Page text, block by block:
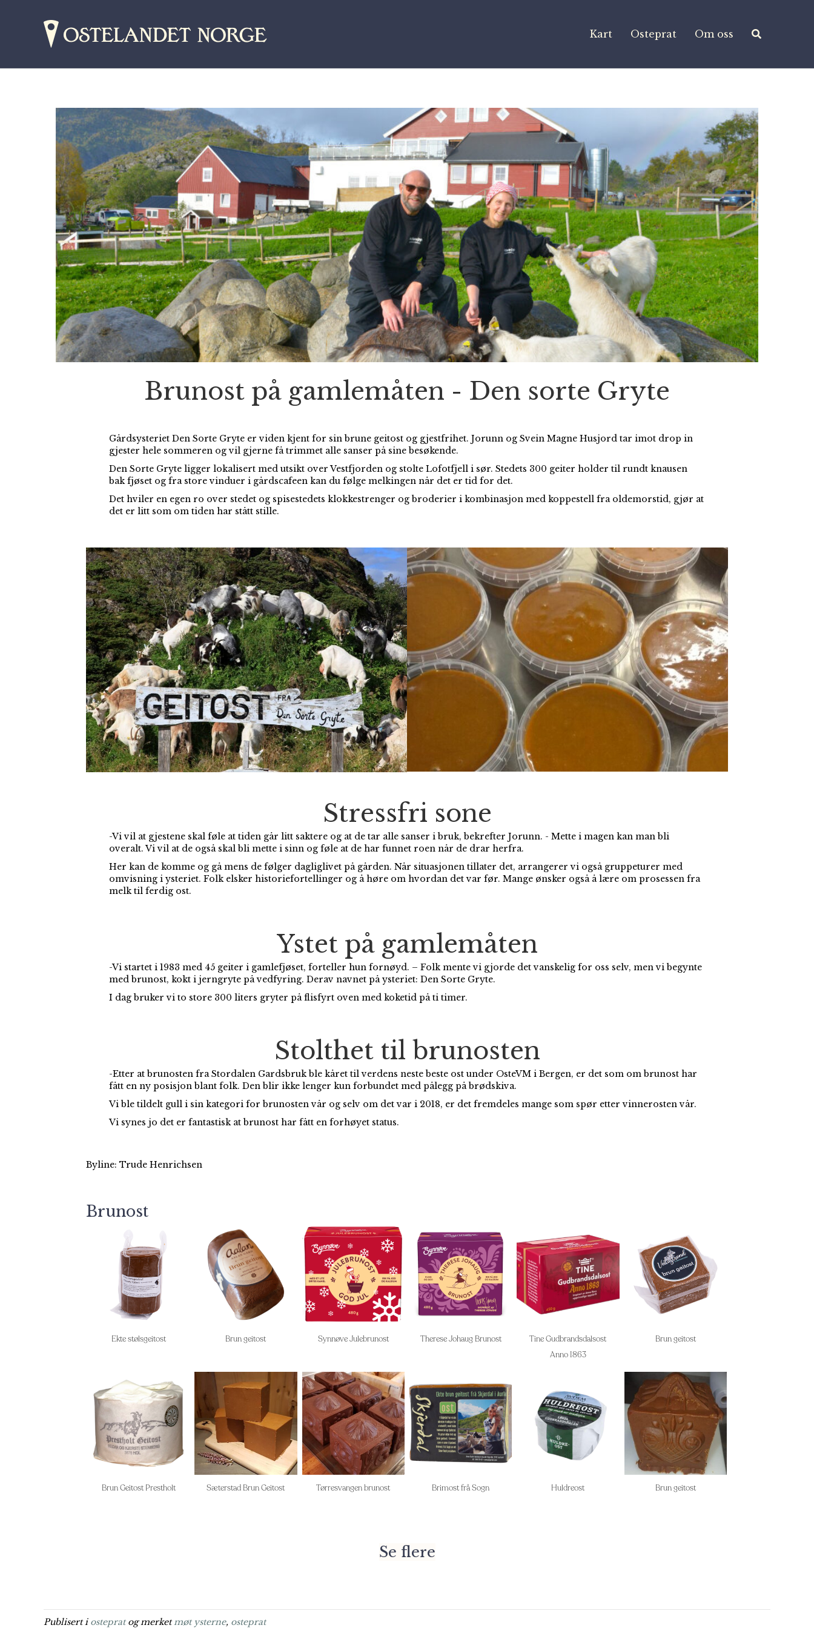
Kart Osteprat Om oss
Brunost på gamlemåten - Den sorte Gryte
Gårdsysteriet Den Sorte Gryte er viden kjent for sin brune geitost og gjestfrihet. Jorunn og Svein Magne Husjord tar imot drop in
gjester hele sommeren og vil gjerne få trimmet alle sanser på sine besøkende.
Den Sorte Gryte ligger lokalisert med utsikt over Vestfjorden og stolte Lofotfjell i sør. Stedets 300 geiter holder til rundt knausen
bak fjøset og fra store vinduer i gårdscafeen kan du følge melkingen når det er tid for det.
Det hviler en egen ro over stedet og spisestedets klokkestrenger og broderier i kombinasjon med koppestell fra oldemorstid, gjør at
det er litt som om tiden har stått stille.
Stressfri sone
-Vi vil at gjestene skal føle at tiden går litt saktere og at de tar alle sanser i bruk, bekrefter Jorunn. - Mette i magen kan man bli
overalt. Vi vil at de også skal bli mette i sinn og føle at de har funnet roen når de drar herfra.
Her kan de komme og gå mens de følger dagliglivet på gården. Når situasjonen tillater det, arrangerer vi også gruppeturer med
omvisning i ysteriet. Folk elsker historiefortellinger og å høre om hvordan det var før. Mange ønsker også å lære om prosessen fra
melk til ferdig ost.
Ystet på gamlemåten
-Vi startet i 1983 med 45 geiter i gamlefjøset, forteller hun fornøyd. – Folk mente vi gjorde det vanskelig for oss selv, men vi begynte
med brunost, kokt i jerngryte på vedfyring. Derav navnet på ysteriet: Den Sorte Gryte.
I dag bruker vi to store 300 liters gryter på flisfyrt oven med koketid på ti timer.
Stolthet til brunosten
-Etter at brunosten fra Stordalen Gardsbruk ble kåret til verdens neste beste ost under OsteVM i Bergen, er det som om brunost har
fått en ny posisjon blant folk. Den blir ikke lenger kun forbundet med pålegg på brødskiva.
Vi ble tildelt gull i sin kategori for brunosten vår og selv om det var i 2018, er det fremdeles mange som spør etter vinnerosten vår.
Vi synes jo det er fantastisk at brunost har fått en forhøyet status.
Byline: Trude Henrichsen
Brunost
Ekte stølsgeitost Brun geitost Synnøve Julebrunost Therese Johaug Brunost
Tine Gudbrandsdalsost
Anno 1863
Brun geitost
Brun Geitost Prestholt Sæterstad Brun Geitost Tørresvangen brunost Brimost frå Sogn Huldreost Brun geitost
Se flere
Publisert i ostepratog merket møt ysterne, osteprat